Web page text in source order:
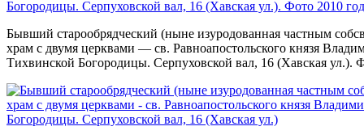
Бывший старообрядческий (ныне изуродованная частным
храм с двумя церквами — св. Равноапостольского князя
Тихвинской Богородицы. Серпуховской вал, 16 (Хавская ул.).